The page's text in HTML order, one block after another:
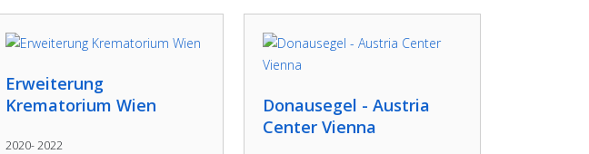
Erweiterung
Krematorium Wien
2020- 2022
Donausegel - Austria
Center Vienna